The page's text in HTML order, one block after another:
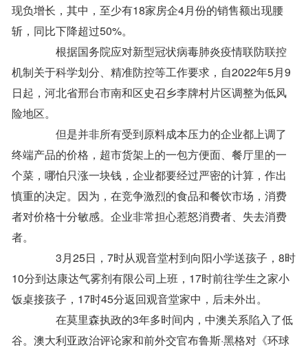
现负增长，其中，至少有18家房企4月份的销售额出现腰
斩，同比下降超过50%。
根据国务院应对新型冠状病毒肺炎疫情联防联控
机制关于科学划分、精准防控等工作要求，自2022年5月9
日起，河北省邢台市南和区史召乡李牌村片区调整为低风
险地区。
但是并非所有受到原料成本压力的企业都上调了
终端产品的价格，超市货架上的一包方便面、餐厅里的一
个菜，哪怕只涨一块钱，企业都要经过严密的计算，作出
慎重的决定。因为，在竞争激烈的食品和餐饮市场，消费
者对价格十分敏感。企业非常担心惹怒消费者、失去消费
者。
3月25日，7时从观音堂村到向阳小学送孩子，8时
10分到达康达气雾剂有限公司上班，17时前往学生之家小
饭桌接孩子，17时45分返回观音堂家中，后未外出。
在莫里森执政的3年多时间内，中澳关系陷入了低
谷。澳大利亚政治评论家和前外交官布鲁斯·黑格对《环球